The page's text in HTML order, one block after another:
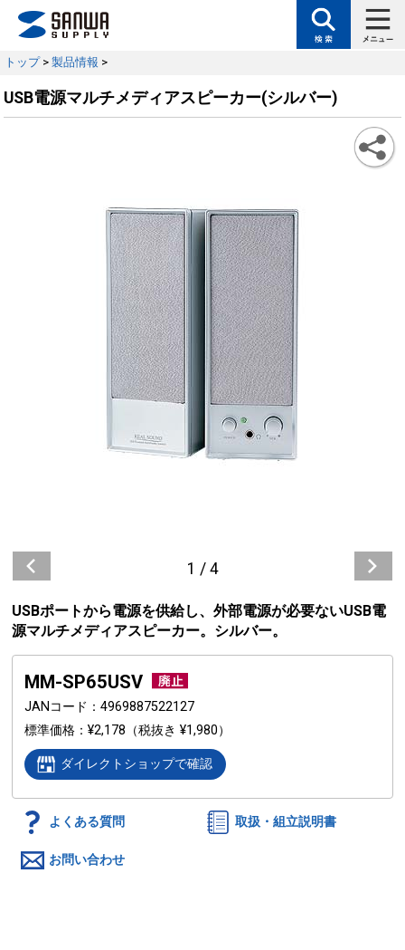
トップ> 製品情報 >
USB電源マルチメディアスピーカー(シルバー)
1 / 4
USBポートから電源を供給し、外部電源が必要ないUSB電
源マルチメディアスピーカー。シルバー。
MM-SP65USV
JANコード
4969887522127
標準価格
¥2,178 （税抜き ¥1,980）
ダイレクトショップで確認
よくある質問 取扱・組立説明書
お問い合わせ